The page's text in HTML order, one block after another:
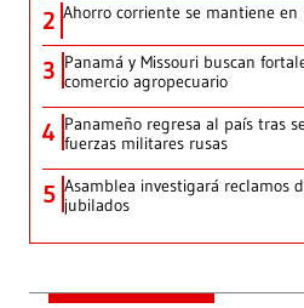
2 Ahorro corriente se mantiene
3 Panamá y Missouri buscan
comercio agropecuario
4 Panameño regresa al país tras
fuerzas militares rusas
5 Asamblea investigará reclamos
jubilados